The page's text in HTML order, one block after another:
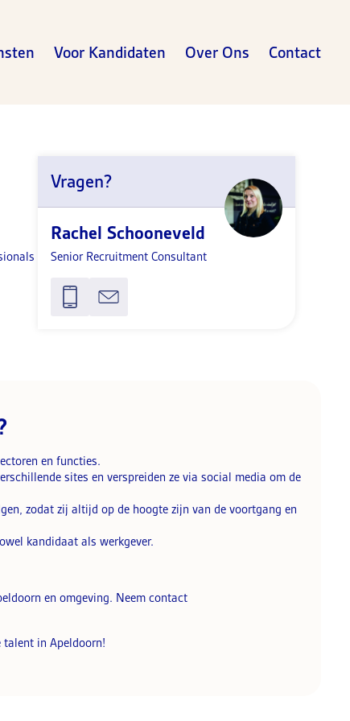
Voor Kandidaten Over Ons Contact
Vragen?
Rachel Schooneveld
Senior Recruitment Consultant
en functies.
sites en verspreiden ze via social media om de
zodat zij altijd op de hoogte zijn van de voortgang en
kandidaat als werkgever.
en omgeving. Neem contact
in Apeldoorn!